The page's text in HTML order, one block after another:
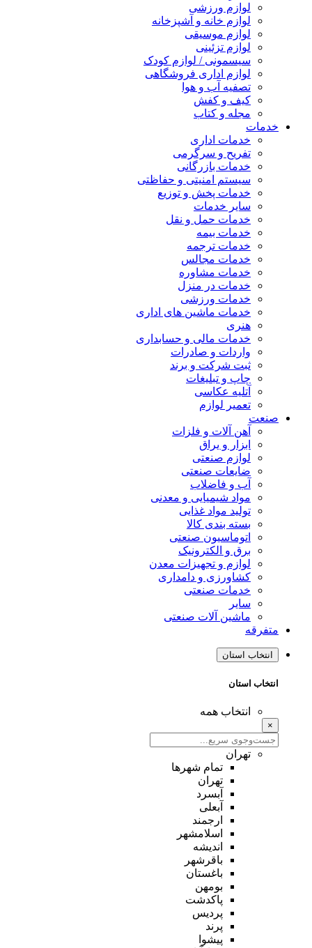
لوازم ورزشی
لوازم خانه و آشپزخانه
لوازم موسیقی
لوازم تزئینی
سیسمونی / لوازم کودک
لوازم اداری فروشگاهی
تصفیه آب و هوا
کیف و کفش
مجله و کتاب
خدمات
خدمات اداری
تفریح و سرگرمی
خدمات بازرگانی
سیستم امنیتی و حفاظتی
خدمات پخش و توزیع
سایر خدمات
خدمات حمل و نقل
خدمات بیمه
خدمات ترجمه
خدمات مجالس
خدمات مشاوره
خدمات در منزل
خدمات ورزشی
خدمات ماشین های اداری
هنری
خدمات مالی و حسابداری
واردات و صادرات
ثبت شرکت و برند
چاپ و تبلیغات
آتلیه عکاسی
تعمیر لوازم
صنعت
آهن آلات و فلزات
ابزار و یراق
لوازم صنعتی
ضایعات صنعتی
آب و فاضلاب
مواد شیمیایی و معدنی
تولید مواد غذایی
بسته بندی کالا
اتوماسیون صنعتی
برق و الکترونیک
لوازم و تجهیزات معدن
کشاورزی و دامداری
خدمات صنعتی
سایر
ماشین آلات صنعتی
متفرقه
انتخاب استان
انتخاب استان
انتخاب همه
×
تهران
تمام شهر‌ها
تهران
آبسرد
آبعلی
ارجمند
اسلامشهر
اندیشه
باقرشهر
باغستان
بومهن
پاکدشت
پردیس
پرند
پیشوا